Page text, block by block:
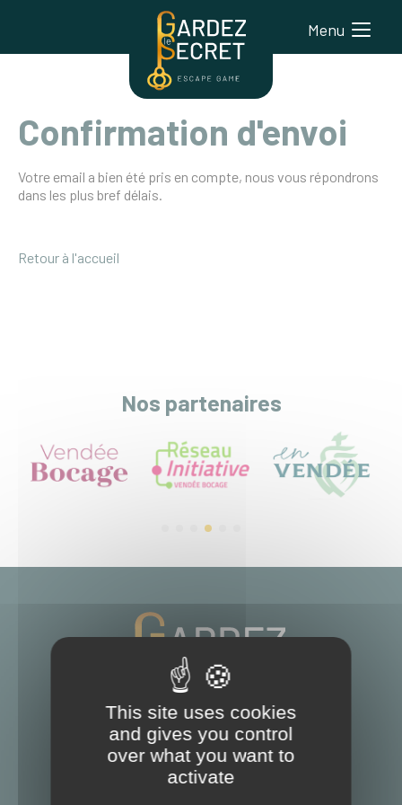
Menu
Confirmation d'envoi
Votre email a bien été pris en compte, nous vous répondrons
dans les plus bref délais.
Retour à l'accueil
Nos partenaires
5 Rue Ampère
This site uses cookies
and gives you control
over what you want to
activate